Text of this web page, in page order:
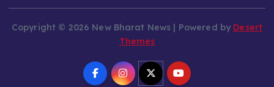
Copyright © 2026 New Bharat News | Powered by